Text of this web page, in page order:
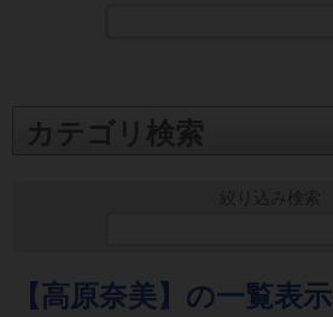
カテゴリ検索
【高原奈美】の一覧表示